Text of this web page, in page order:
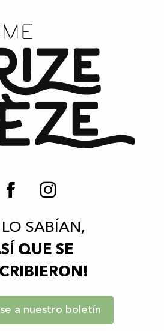
SABÍAN,
QUE SE
a nuestro boletín